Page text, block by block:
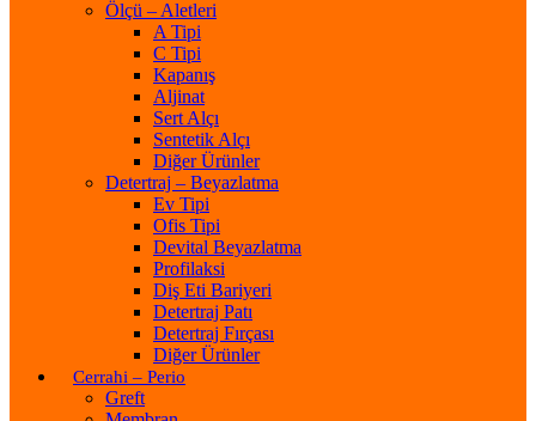
Ölçü – Aletleri
A Tipi
C Tipi
Kapanış
Aljinat
Sert Alçı
Sentetik Alçı
Diğer Ürünler
Detertraj – Beyazlatma
Ev Tipi
Ofis Tipi
Devital Beyazlatma
Profilaksi
Diş Eti Bariyeri
Detertraj Patı
Detertraj Fırçası
Diğer Ürünler
Cerrahi – Perio
Greft